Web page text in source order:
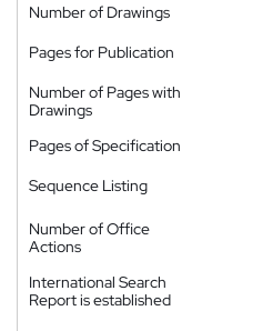
Number of Drawings
Pages for Publication
Number of Pages with
Drawings
Pages of Specification
Sequence Listing
Number of Office
Actions
International Search
Report is established